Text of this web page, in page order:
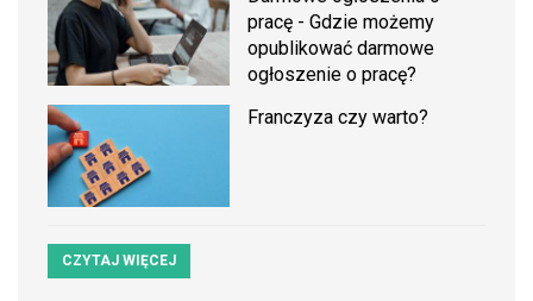
pracę - Gdzie możemy
opublikować darmowe
ogłoszenie o pracę?
Franczyza czy warto?
CZYTAJ WIĘCEJ